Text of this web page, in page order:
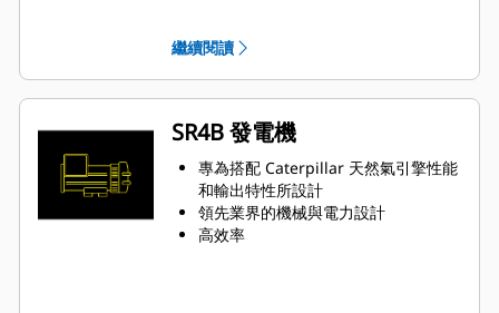
能
所有引擎功能由電控模組管理：點
火、調速、空氣/燃油比例控制和引擎
保護功能
繼續閱讀
SR4B 發電機
專為搭配 Caterpillar 天然氣引擎性能
和輸出特性所設計
領先業界的機械與電力設計
高效率